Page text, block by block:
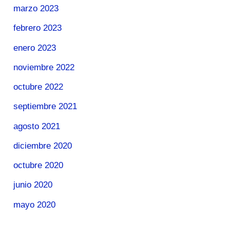
marzo 2023
febrero 2023
enero 2023
noviembre 2022
octubre 2022
septiembre 2021
agosto 2021
diciembre 2020
octubre 2020
junio 2020
mayo 2020